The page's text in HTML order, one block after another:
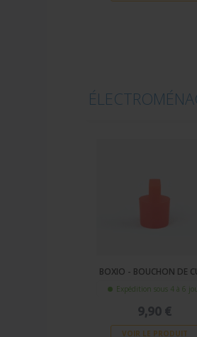
BOXIO - BOUCHON DE
Expédition sous 4 à 6
9,90 €
VOIR LE PRODUIT